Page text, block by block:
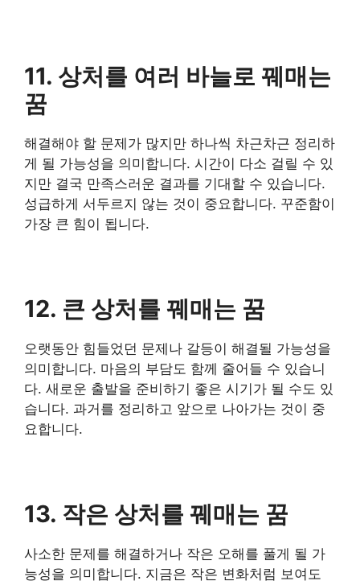
11. 상처를 여러 바늘로 꿰매는
꿈
해결해야 할 문제가 많지만 하나씩 차근차근 정리하
게 될 가능성을 의미합니다. 시간이 다소 걸릴 수 있
지만 결국 만족스러운 결과를 기대할 수 있습니다.
성급하게 서두르지 않는 것이 중요합니다. 꾸준함이
가장 큰 힘이 됩니다.
12. 큰 상처를 꿰매는 꿈
오랫동안 힘들었던 문제나 갈등이 해결될 가능성을
의미합니다. 마음의 부담도 함께 줄어들 수 있습니
다. 새로운 출발을 준비하기 좋은 시기가 될 수도 있
습니다. 과거를 정리하고 앞으로 나아가는 것이 중
요합니다.
13. 작은 상처를 꿰매는 꿈
사소한 문제를 해결하거나 작은 오해를 풀게 될 가
능성을 의미합니다. 지금은 작은 변화처럼 보여도